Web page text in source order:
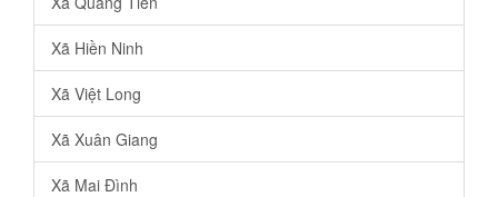
Xã Hiền Ninh
Xã Việt Long
Xã Xuân Giang
Xã Mai Đình